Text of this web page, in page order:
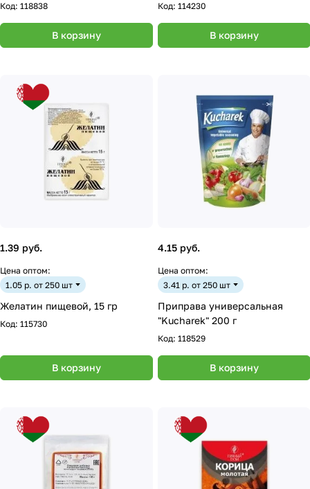
Код: 118838
В корзину
Код: 114230
В корзину
1.39 руб.
Цена оптом:
1.05 р. от 250 шт
Желатин пищевой, 15 гр
Код: 115730
В корзину
4.15 руб.
Цена оптом:
3.41 р. от 250 шт
Приправа универсальная
"Kucharek" 200 г
Код: 118529
В корзину